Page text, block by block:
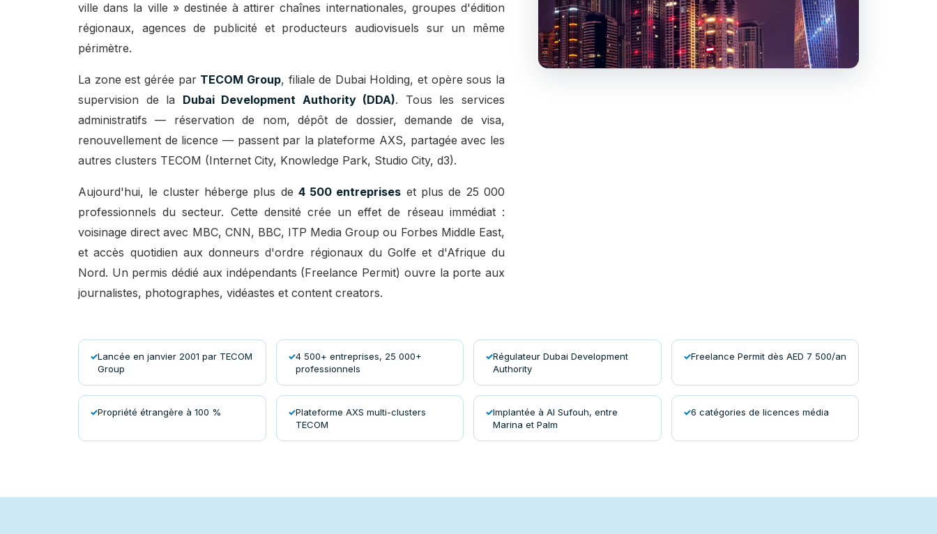
ville dans la ville » destinée à attirer chaînes internationales, groupes d'édition
régionaux, agences de publicité et producteurs audiovisuels sur un même
périmètre.
La zone est gérée par TECOM Group, filiale de Dubai Holding, et opère sous la
supervision de la Dubai Development Authority (DDA). Tous les services
administratifs — réservation de nom, dépôt de dossier, demande de visa,
renouvellement de licence — passent par la plateforme AXS, partagée avec les
autres clusters TECOM (Internet City, Knowledge Park, Studio City, d3).
Aujourd'hui, le cluster héberge plus de 4 500 entreprises et plus de 25 000
professionnels du secteur. Cette densité crée un effet de réseau immédiat :
voisinage direct avec MBC, CNN, BBC, ITP Media Group ou Forbes Middle East,
et accès quotidien aux donneurs d'ordre régionaux du Golfe et d'Afrique du
Nord. Un permis dédié aux indépendants (Freelance Permit) ouvre la porte aux
journalistes, photographes, vidéastes et content creators.
Lancée en janvier 2001 par TECOM
Group
4 500+ entreprises, 25 000+
professionnels
Régulateur Dubai Development
Authority
Freelance Permit dès AED 7 500/an
Propriété étrangère à 100 %
Plateforme AXS multi-clusters
TECOM
Implantée à Al Sufouh, entre
Marina et Palm
6 catégories de licences média